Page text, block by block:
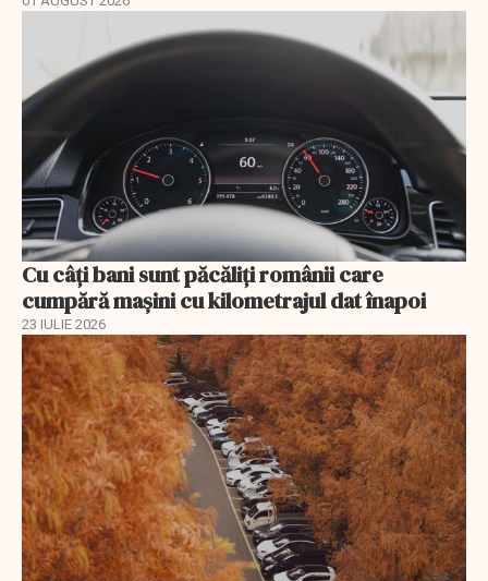
Cu câţi bani sunt păcăliţi românii care
cumpără maşini cu kilometrajul dat înapoi
23 IULIE 2026